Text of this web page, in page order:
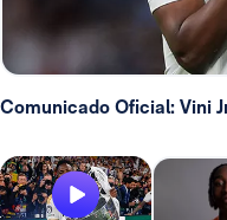
Comunicado Oficial: Vini